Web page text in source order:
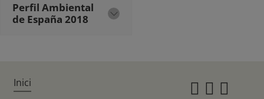
Perfil Ambiental
de España 2018
Inici